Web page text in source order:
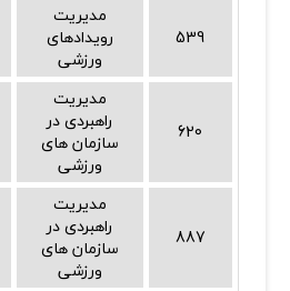
539
مدیریت
رویدادهای
ورزشی
620
مدیریت
راهبردی در
سازمان های
ورزشی
887
مدیریت
راهبردی در
سازمان های
ورزشی